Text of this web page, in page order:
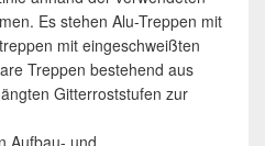
Es stehen Alu-Treppen mit
mit eingeschweißten
Treppen bestehend aus
Gitterroststufen zur
Aufbau- und